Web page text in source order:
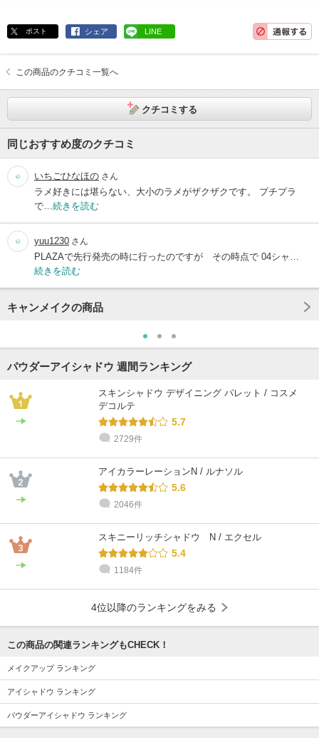
ポスト シェア LINE
この商品のクチコミ一覧へ
クチコミする
同じおすすめ度のクチコミ
いちごひなほの さん
ラメ好きには堪らない、大小のラメがザクザクです。 プチプラ
で… 続きを読む
yuu1230 さん
PLAZAで先行発売の時に行ったのですが その時点で 04シャ…
続きを読む
キャンメイクの商品
パウダーアイシャドウ 週間ランキング
スキンシャドウ デザイニング パレット / コスメ
デコルテ
5.7
2729件
アイカラーレーションN / ルナソル
5.6
2046件
スキニーリッチシャドウ N / エクセル
5.4
1184件
4位以降のランキングをみる
この商品の関連ランキングもCHECK！
メイクアップ ランキング
アイシャドウ ランキング
パウダーアイシャドウ ランキング